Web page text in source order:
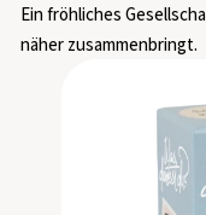
Ein fröhliches
näher zusammenbringt.